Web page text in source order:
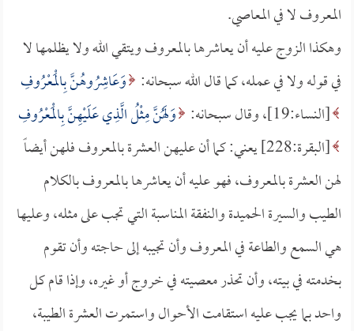
المعروف لا في المعاصي.
وهكذا الزوج عليه أن يعاشرها بالمعروف ويتقي الله ولا يظلمها لا
في قوله ولا في عمله، كما قال الله سبحانه: وَعَاشِرُوهُنَّ بِالْمَعْرُوفِ
[النساء:19]، وقال سبحانه:
وَلَهُنَّ مِثْلُ الَّذِي عَلَيْهِنَّ بِالْمَعْرُوفِ
[البقرة:228] يعني: كما أن عليهن العشرة بالمعروف فلهن أيضاً
لهن العشرة بالمعروف، فهو عليه أن يعاشرها بالمعروف بالكلام
الطيب والسيرة الحميدة والنفقة المناسبة التي تجب على مثله، وعليها
هي السمع والطاعة في المعروف وأن تجيبه إلى حاجته وأن تقوم
بخدمته في بيته، وأن تحذر معصيته في خروج أو غيره، وإذا قام كل
واحد بما يجب عليه استقامت الأحوال واستمرت العشرة الطيبة،